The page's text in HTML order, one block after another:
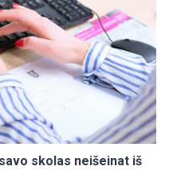
skolas neišeinat iš